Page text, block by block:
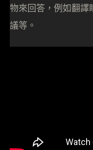
物來回答，例如翻譯
議等。